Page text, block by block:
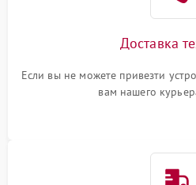
Доставка
Если вы не можете привезти
вам нашего